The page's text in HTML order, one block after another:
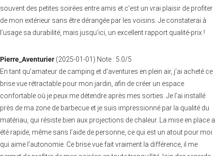
souvent des petites soirées entre amis et c’est un vrai plaisir de profiter
de mon extérieur sans être dérangée par les voisins. Je constaterai à
l’usage sa durabilité, mais jusqu’ici, un excellent rapport qualité-prix !
Pierre_Aventurier (2025-01-01 ) Note : 5.0/5
En tant qu’amateur de camping et d’aventures en plein air, j’ai acheté ce
brise vue rétractable pour mon jardin, afin de créer un espace
confortable où je peux me détendre après mes sorties. Je l’ai installé
près de ma zone de barbecue et je suis impressionné par la qualité du
matériau, qui résiste bien aux projections de chaleur. La mise en place a
été rapide, même sans l’aide de personne, ce qui est un atout pour moi
qui aime l’autonomie. Ce brise vue fait vraiment la différence, il me